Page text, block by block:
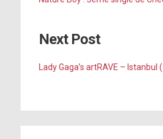
Next Post
Lady Gaga’s artRAVE – Istanbul